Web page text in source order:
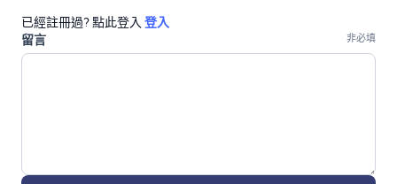
已經註冊過? 點此登入 登入
留言
非必填